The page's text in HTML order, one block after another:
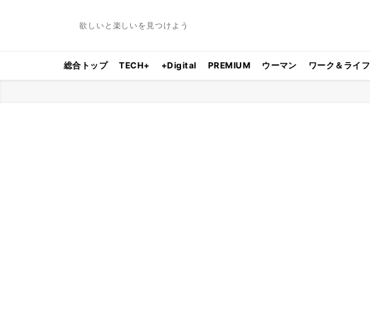
欲しいと楽しいを見つけよう
総合トップ TECH+ +Digital PREMIUM ウーマン ワーク＆ライフ